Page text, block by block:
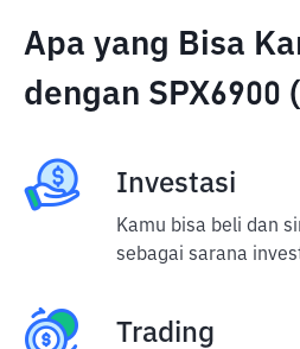
Apa yang Bisa
dengan SPX6900
Investasi
Kamu bisa beli dan
sebagai sarana
Trading